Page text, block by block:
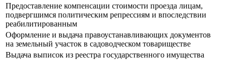
Предоставление компенсации стоимости проезда лицам,
подвергшимся политическим репрессиям и впоследствии
реабилитированным
Оформление и выдача правоустанавливающих документов
на земельный участок в садоводческом товариществе
Выдача выписок из реестра государственного имущества